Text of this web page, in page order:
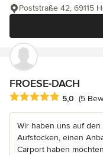
Poststraße 42, 69115
FROESE-DACH
Durchschnittliche
5,0 (5
Wir haben uns auf
Aufstocken, einen
Carport haben